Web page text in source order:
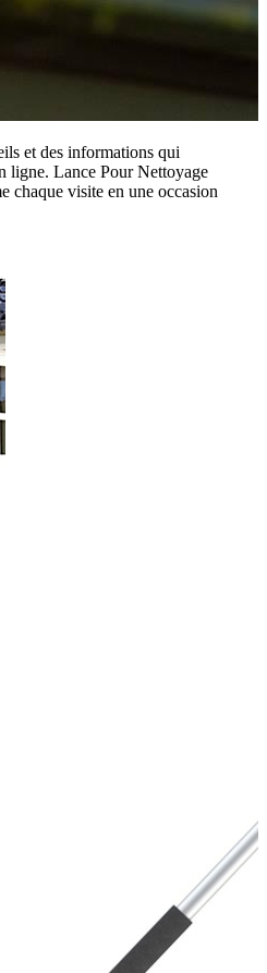
et des informations qui
ligne. Lance Pour Nettoyage
chaque visite en une occasion